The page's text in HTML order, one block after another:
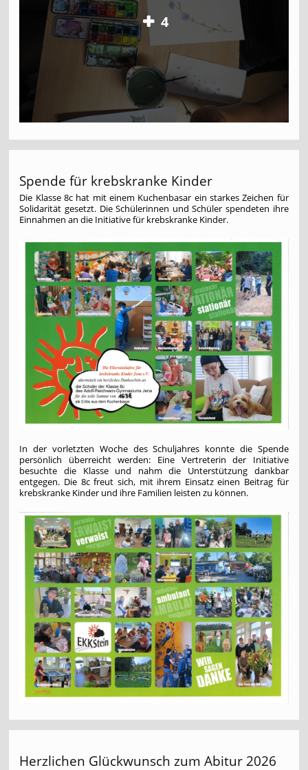
4
Spende für krebskranke Kinder
Die Klasse 8c hat mit einem Kuchenbasar ein starkes Zeichen für
Solidarität gesetzt. Die Schülerinnen und Schüler spendeten ihre
Einnahmen an die Initiative für krebskranke Kinder.
In der vorletzten Woche des Schuljahres konnte die Spende
persönlich überreicht werden: Eine Vertreterin der Initiative
besuchte die Klasse und nahm die Unterstützung dankbar
entgegen. Die 8c freut sich, mit ihrem Einsatz einen Beitrag für
krebskranke Kinder und ihre Familien leisten zu können.
Herzlichen Glückwunsch zum Abitur 2026